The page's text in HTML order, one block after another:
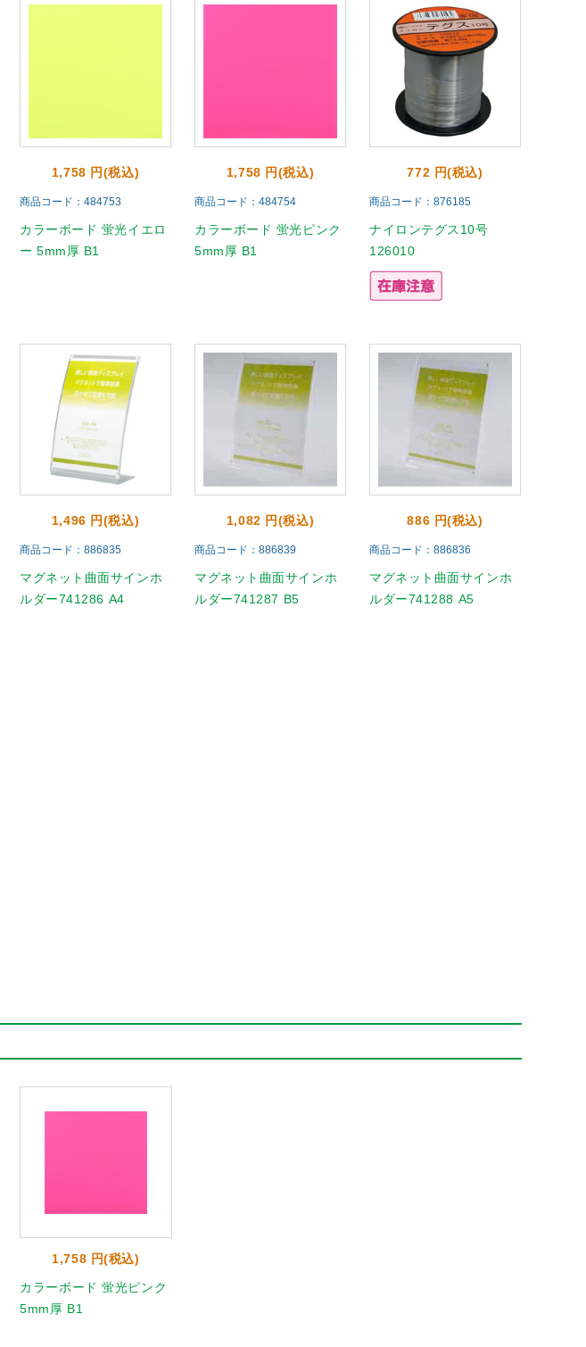
1,758 円(税込)
商品コード：484753
カラーボード 蛍光イエロ
ー 5mm厚 B1
1,758 円(税込)
商品コード：484754
カラーボード 蛍光ピンク
5mm厚 B1
772 円(税込)
商品コード：876185
ナイロンテグス10号
126010
1,496 円(税込)
商品コード：886835
マグネット曲面サインホ
ルダー741286 A4
1,082 円(税込)
商品コード：886839
マグネット曲面サインホ
ルダー741287 B5
886 円(税込)
商品コード：886836
マグネット曲面サインホ
ルダー741288 A5
1,758 円(税込)
カラーボード 蛍光ピンク
5mm厚 B1